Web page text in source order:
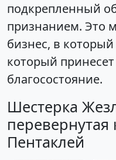
подкрепленный
признанием. Это
бизнес, в
который
благосостояние.
Шестерка
перевернутая
Пентаклей